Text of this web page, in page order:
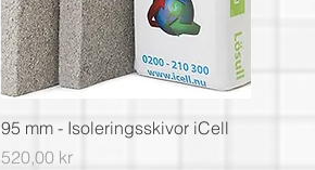
95 mm - Isoleringsskivor iCell
Pris
520,00 kr